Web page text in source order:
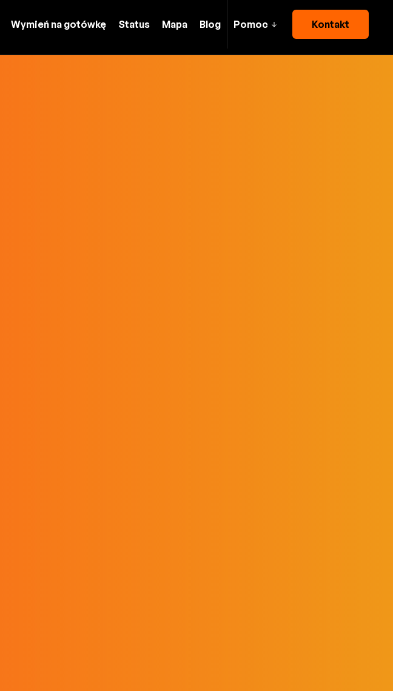
Wymień na gotówkę Status Mapa Blog Pomoc Kontakt